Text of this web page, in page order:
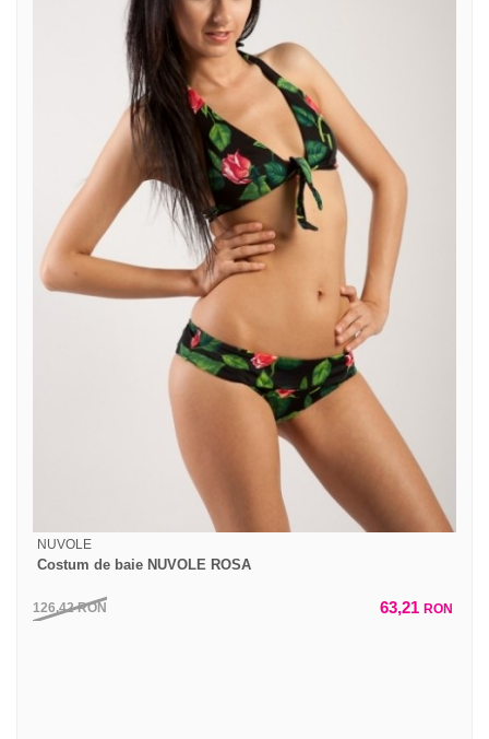
NUVOLE
Costum de baie NUVOLE ROSA
126,42RON 63,21 RON